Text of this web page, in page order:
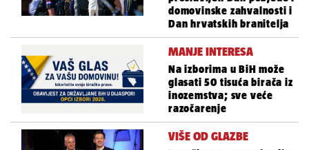
domovinske zahvalnosti i
Dan hrvatskih branitelja
MANJE INTERESA
Na izborima u BiH može
glasati 50 tisuća birača iz
inozemstva; sve veće
razočarenje
VIŠE OD GLAZBE